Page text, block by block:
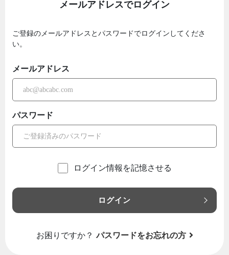
メールアドレスでログイン
ご登録のメールアドレスとパスワードでログインしてくださ
い。
メールアドレス
パスワード
ログイン情報を記憶させる
ログイン
お困りですか？ パスワードをお忘れの方